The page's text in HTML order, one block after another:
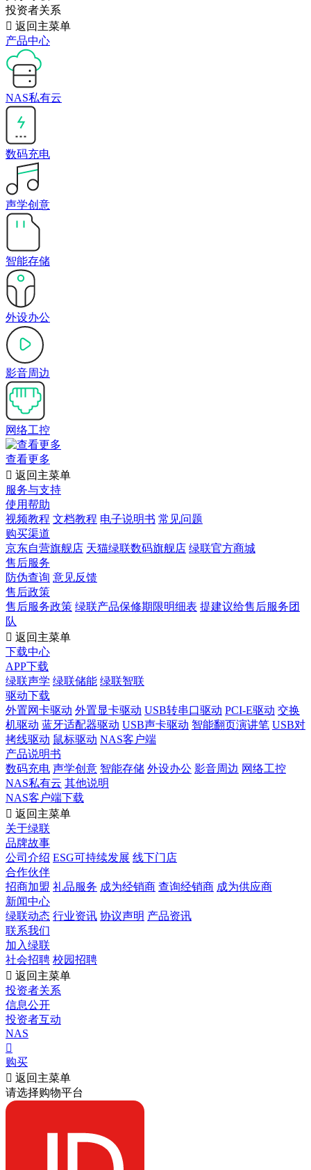
投资者关系
 返回主菜单
产品中心
NAS私有云
数码充电
声学创意
智能存储
外设办公
影音周边
网络工控
查看更多
 返回主菜单
服务与支持
使用帮助
视频教程 文档教程 电子说明书 常见问题
购买渠道
京东自营旗舰店 天猫绿联数码旗舰店 绿联官方商城
售后服务
防伪查询 意见反馈
售后政策
售后服务政策 绿联产品保修期限明细表 提建议给售后服务团
队
 返回主菜单
下载中心
APP下载
绿联声学 绿联储能 绿联智联
驱动下载
外置网卡驱动 外置显卡驱动 USB转串口驱动 PCI-E驱动 交换
机驱动 蓝牙适配器驱动 USB声卡驱动 智能翻页演讲笔 USB对
拷线驱动 鼠标驱动 NAS客户端
产品说明书
数码充电 声学创意 智能存储 外设办公 影音周边 网络工控
NAS私有云 其他说明
NAS客户端下载
 返回主菜单
关于绿联
品牌故事
公司介绍 ESG可持续发展 线下门店
合作伙伴
招商加盟 礼品服务 成为经销商 查询经销商 成为供应商
新闻中心
绿联动态 行业资讯 协议声明 产品资讯
联系我们
加入绿联
社会招聘 校园招聘
 返回主菜单
投资者关系
信息公开
投资者互动
NAS

购买
 返回主菜单
请选择购物平台